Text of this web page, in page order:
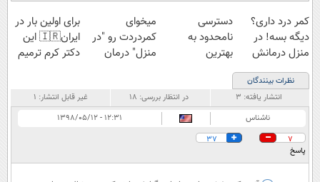
کمر درد داری؟
دیگه بسه! در
منزل درمانش
کن
(◀پرسش‌نامه)
دسترسی
نامحدود به
بهترین
میخوای
کمردردت رو "در
منزل" درمان
برای اولین بار در
ایران🇮🇷 این
دکتر کرم ترمیم
نظرات بینندگان
انتشار یافته: ۳ در انتظار بررسی: ۱۸ غیر قابل انتشار: ۱
ناشناس
۱۲:۳۱ - ۱۳۹۸/۰۵/۱۲
7
37
پاسخ